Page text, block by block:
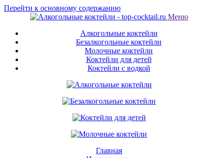
Перейти к основному содержанию
Меню
Алкогольные коктейли
Безалкогольные коктейли
Молочные коктейли
Коктейли для детей
Коктейли с водкой
Главная